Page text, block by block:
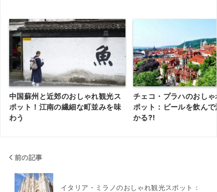
中国蘇州と近郊のおしゃれ観光ス
ポット！江南の繊細な町並みを味
わう
チェコ・プラハのおし
ポット：ビールを飲ん
かる?!
前の記事
イタリア・ミラノのおしゃれ観光スポット：